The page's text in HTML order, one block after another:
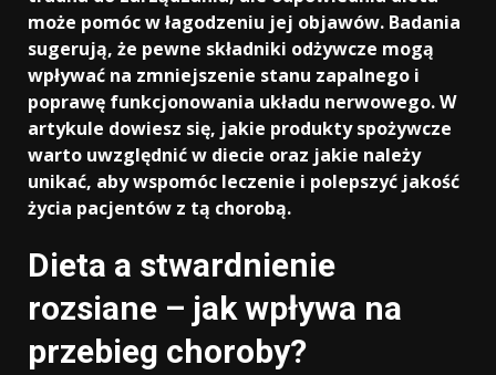
może pomóc w łagodzeniu jej objawów. Badania
sugerują, że pewne składniki odżywcze mogą
wpływać na zmniejszenie stanu zapalnego i
poprawę funkcjonowania układu nerwowego. W
artykule dowiesz się, jakie produkty spożywcze
warto uwzględnić w diecie oraz jakie należy
unikać, aby wspomóc leczenie i polepszyć jakość
życia pacjentów z tą chorobą.
Dieta a stwardnienie
rozsiane – jak wpływa na
przebieg choroby?